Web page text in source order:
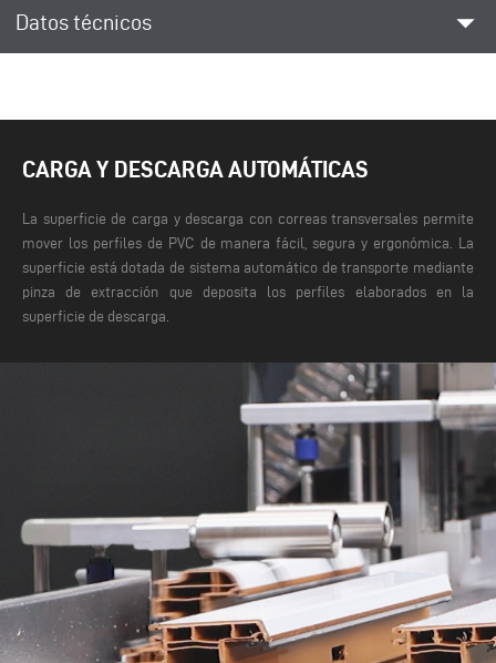
Datos técnicos arrow_drop_down
CARGA Y DESCARGA AUTOMÁTICAS
La superficie de carga y descarga con correas transversales permite
mover los perfiles de PVC de manera fácil, segura y ergonómica. La
superficie está dotada de sistema automático de transporte mediante
pinza de extracción que deposita los perfiles elaborados en la
superficie de descarga.